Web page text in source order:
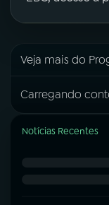
Veja mais do
Carregando
Notícias Recentes